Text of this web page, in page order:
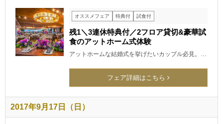
オススメフェア 特典付 試食付
残1＼3連休特典付／2フロア貸切&豪華試
食のアットホーム式体験
アットホームな結婚式を挙げたいカップル必見。…
フェア詳細はこちら
2017年9月17日（日）